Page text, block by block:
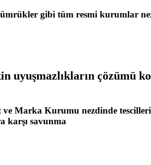
gibi tüm resmi kurumlar
çözümü
Marka Kurumu nezdinde
karşı savunma